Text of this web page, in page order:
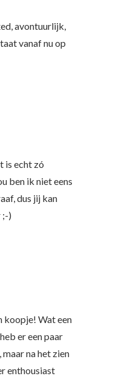
avontuurlijk,
vanaf nu op
is echt zó
ben ik niet eens
dus jij kan
;-)
koopje! Wat een
er een paar
na het zien
enthousiast